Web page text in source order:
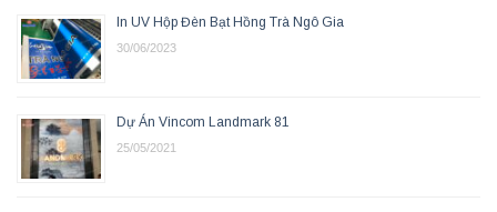
In UV Hộp Đèn Bạt Hồng Trà Ngô Gia
30/06/2023
Dự Án Vincom Landmark 81
25/05/2021